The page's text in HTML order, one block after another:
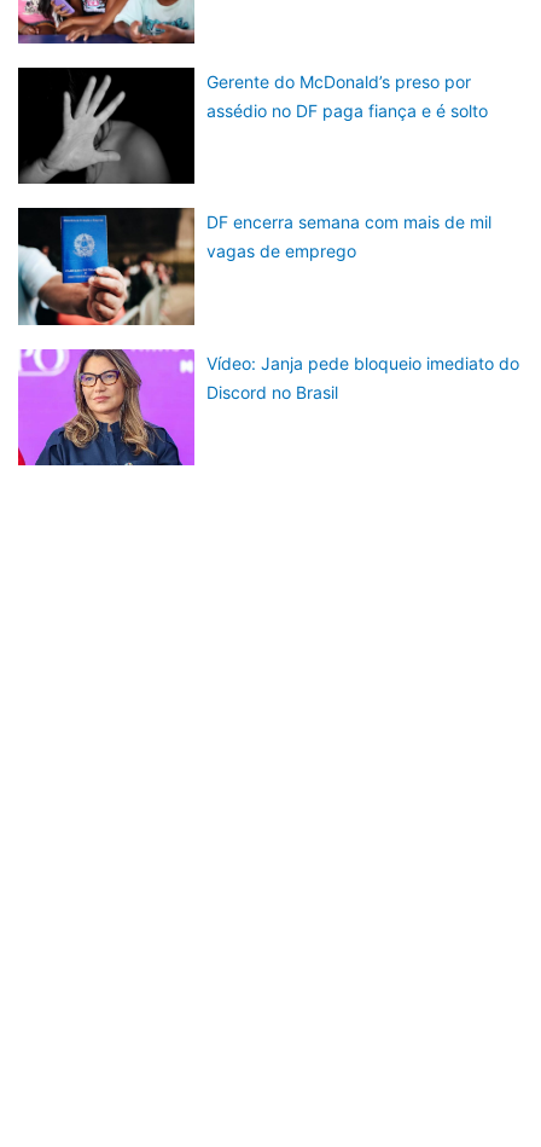
Gerente do McDonald’s preso por
assédio no DF paga fiança e é solto
DF encerra semana com mais de mil
vagas de emprego
Vídeo: Janja pede bloqueio imediato do
Discord no Brasil